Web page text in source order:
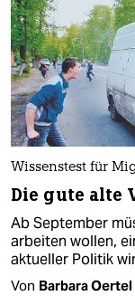
Wissenstest für
Die gute alte
Ab September
arbeiten wollen,
aktueller Politik
Von Barbara Oertel